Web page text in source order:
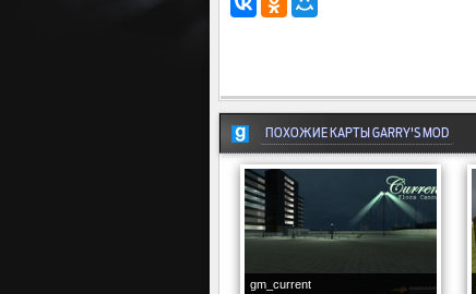
ПОХОЖИЕ КАРТЫ GARRY'S MOD
gm_current